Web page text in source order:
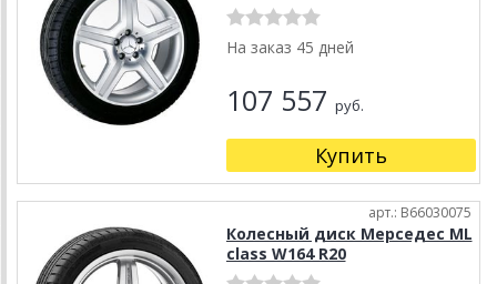
На заказ 45 дней
107 557 руб.
Купить
арт.: B66030075
Колесный диск Мерседес ML
class W164 R20